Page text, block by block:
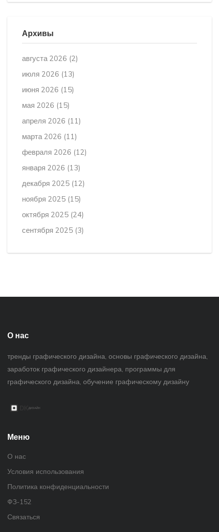
Архивы
августа 2026 (2)
июля 2026 (13)
июня 2026 (15)
мая 2026 (15)
апреля 2026 (11)
марта 2026 (11)
февраля 2026 (12)
января 2026 (13)
декабря 2025 (12)
ноября 2025 (15)
октября 2025 (24)
сентября 2025 (3)
О нас
тренды графического дизайна, основы графического дизайна,
заработок графического дизайнера, программы для
графического дизайна, обучение графическому дизайну
Меню
О нас
Условия использования
Политика конфиденциальности
ФЗ-152
Связаться